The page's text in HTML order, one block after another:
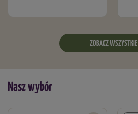
ZOBACZ WSZYSTKIE
Nasz wybór